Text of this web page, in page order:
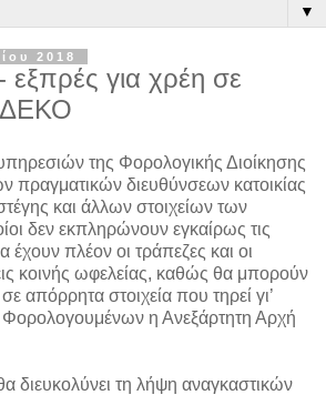
▼
2018
εξπρές για χρέη σε
ΔΕΚΟ
της Φορολογικής Διοίκησης
πραγματικών διευθύνσεων κατοικίας
και άλλων στοιχείων των
δεν εκπληρώνουν εγκαίρως τις
πλέον οι τράπεζες και οι
κοινής ωφελείας, καθώς θα μπορούν
απόρρητα στοιχεία που τηρεί γι’
η Ανεξάρτητη Αρχή
διευκολύνει τη λήψη αναγκαστικών